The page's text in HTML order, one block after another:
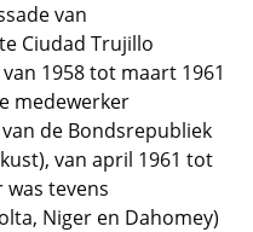
van
Ciudad Trujillo
1958 tot maart 1961
medewerker
de Bondsrepubliek
van april 1961 tot
was tevens
Niger en Dahomey)